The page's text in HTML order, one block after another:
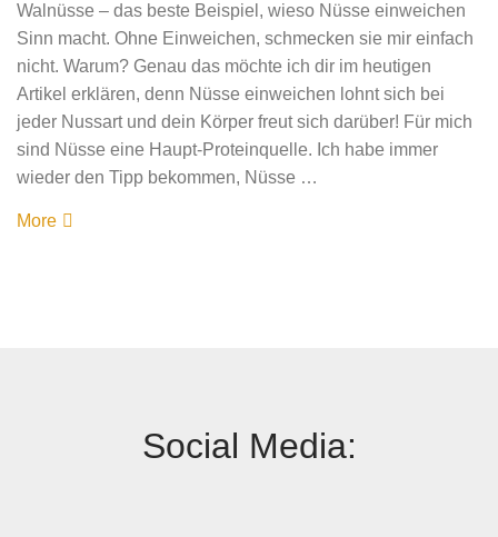
Walnüsse – das beste Beispiel, wieso Nüsse einweichen
Sinn macht. Ohne Einweichen, schmecken sie mir einfach
nicht. Warum? Genau das möchte ich dir im heutigen
Artikel erklären, denn Nüsse einweichen lohnt sich bei
jeder Nussart und dein Körper freut sich darüber! Für mich
sind Nüsse eine Haupt-Proteinquelle. Ich habe immer
wieder den Tipp bekommen, Nüsse …
More
Social Media: